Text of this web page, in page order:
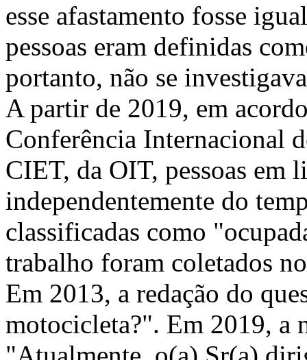
esse afastamento fosse
pessoas eram definidas
portanto, não se
A partir de 2019, em
Conferência Internacional
CIET, da OIT, pessoas em
independentemente do
classificadas como
trabalho foram coletados
Em 2013, a redação do
motocicleta?". Em 2019, a